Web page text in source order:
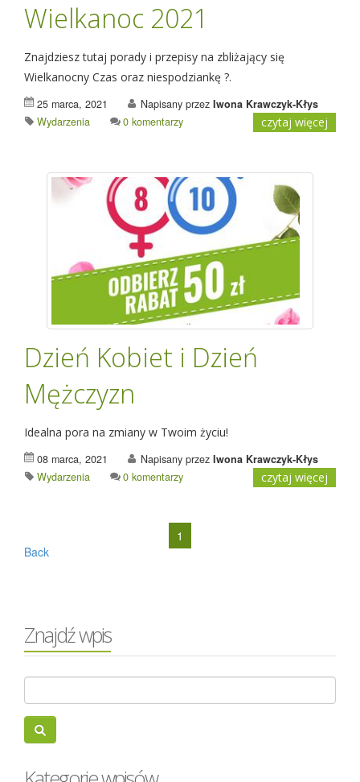
Wielkanoc 2021
Znajdziesz tutaj porady i przepisy na zbliżający się
Wielkanocny Czas oraz niespodziankę ?.
25 marca, 2021 Napisany przez Iwona Krawczyk-Kłys
Wydarzenia
0 komentarzy czytaj więcej
Dzień Kobiet i Dzień
Mężczyzn
Idealna pora na zmiany w Twoim życiu!
08 marca, 2021 Napisany przez Iwona Krawczyk-Kłys
Wydarzenia
0 komentarzy czytaj więcej
1
Back
Znajdź wpis